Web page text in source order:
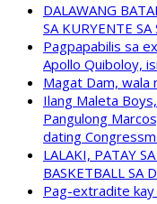
DALAWANG
SA KURYENTE SA
Pagpapabilis sa
Apollo Quiboloy,
Magat Dam, wala
Ilang Maleta
Pangulong
dating
LALAKI, PATAY
BASKETBALL SA
Pag-extradite kay